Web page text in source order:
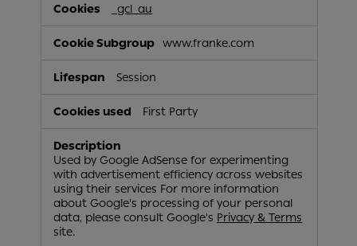
_gcl_au
www.franke.com
Session
First Party
Used by Google AdSense for experimenting
with advertisement efficiency across websites
using their services For more information
about Google's processing of your personal
data, please consult Google's Privacy & Terms
site.